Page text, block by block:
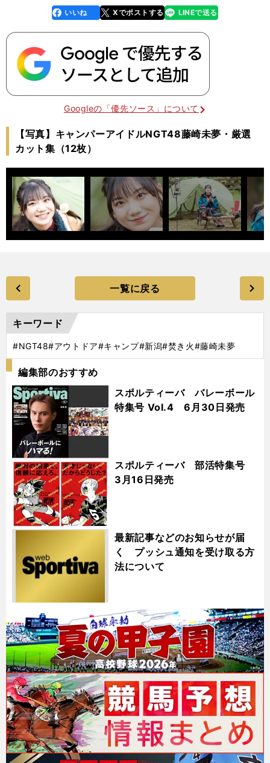
faceboo
k
いいね Xでポストする
line LINEで送る
Googleの「優先ソース」について
【写真】キャンパーアイドルNGT48藤崎未夢・厳選
カット集（12枚）
一覧に戻る
キーワード
#NGT48#アウトドア#キャンプ#新潟#焚き火#藤崎未夢
編集部のおすすめ
スポルティーバ バレーボール
特集号 Vol.4 6月30日発売
スポルティーバ 部活特集号
3月16日発売
最新記事などのお知らせが届
く プッシュ通知を受け取る方
法について